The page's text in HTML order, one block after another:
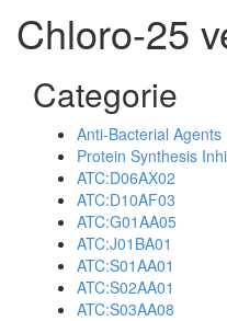
Chloro-25
Categorie
Anti-Bacterial Agents
Protein Synthesis
ATC:D06AX02
ATC:D10AF03
ATC:G01AA05
ATC:J01BA01
ATC:S01AA01
ATC:S02AA01
ATC:S03AA08